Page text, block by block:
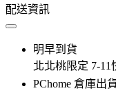
配送資訊
明早到貨
北北桃限定 7-11
PChome 倉庫出